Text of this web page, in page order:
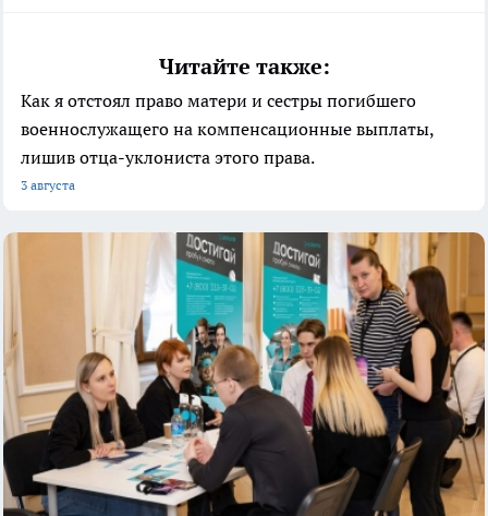
Читайте также:
Как я отстоял право матери и сестры погибшего
военнослужащего на компенсационные выплаты,
лишив отца-уклониста этого права.
3 августа